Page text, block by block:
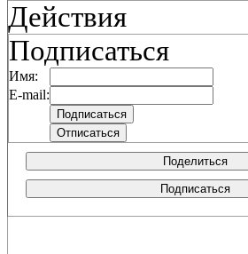
Действия
Подписаться
Имя:
E-mail:
Поделиться
Подписаться